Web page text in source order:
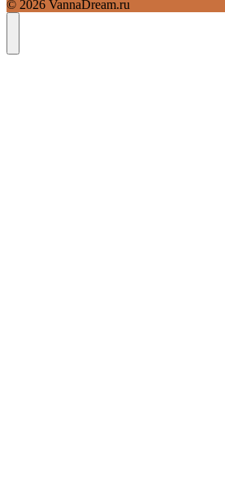
© 2026 VannaDream.ru